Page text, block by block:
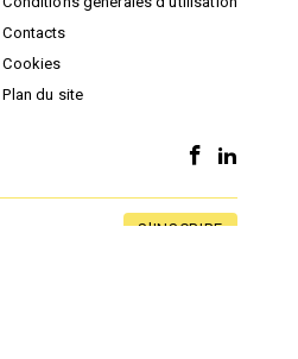
Contacts
Cookies
Plan du site
S'INSCRIRE